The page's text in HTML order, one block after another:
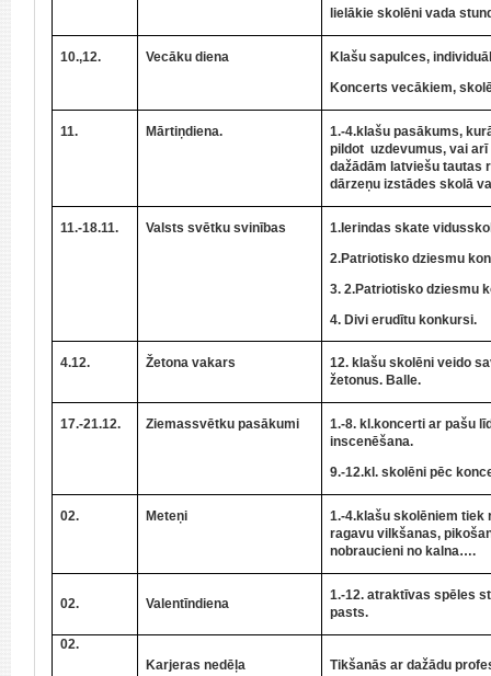
lielākie skolēni vada
10.,12. Vecāku diena Klašu sapulces,
Koncerts vecākiem,
11. Mārtiņdiena.
1.-4.klašu pasākums,
pildot uzdevumus, vai
dažādām latviešu tautas
dārzeņu izstādes skolā
11.-18.11. Valsts svētku svinības 1.Ierindas skate
2.Patriotisko dziesmu
3. 2.Patriotisko dziesmu
4 . Divi erudītu konkursi.
4.12. Žetona vakars
12. klašu skolēni veido
žetonus. Balle.
17.-21.12. Ziemassvētku pasākumi
1.-8. kl.koncerti ar pašu
inscenēšana.
9.-12.kl. skolēni pēc
02. Meteņi
1.-4.klašu skolēniem
ragavu vilkšanas,
nobraucieni no kalna….
02. Valentīndiena
1.-12. atraktīvas spēles
pasts.
02.
Karjeras nedēļa
Tikšanās ar dažādu